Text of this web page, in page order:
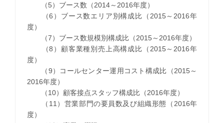
（5）ブース数（2014～2016年度）
（6）ブース数エリア別構成比（2015～2016年
度）
（7）ブース数規模別構成比（2015～2016年度）
（8）顧客業種別売上高構成比（2015～2016年
度）
（9）コールセンター運用コスト構成比（2015～
2016年度）
（10）顧客接点スタッフ構成比（2016年度）
（11）営業部門の要員数及び組織形態（2016年
度）